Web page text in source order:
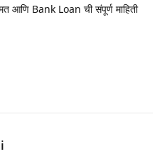
आणि Bank Loan ची संपूर्ण माहिती